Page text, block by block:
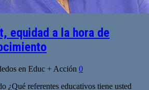
equidad a la hora de
en Educ + Acción 0
¿Qué referentes educativos tiene usted